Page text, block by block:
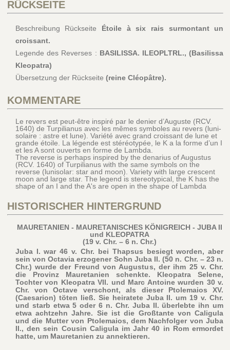
RÜCKSEITE
Beschreibung Rückseite Étoile à six rais surmontant un
croissant.
Legende des Reverses : BASILISSA. ILEOPLTRL., (Basilissa
Kleopatra)
Übersetzung der Rückseite (reine Cléopâtre).
KOMMENTARE
Le revers est peut-être inspiré par le denier d’Auguste (RCV.
1640) de Turpilianus avec les mêmes symboles au revers (luni-
solaire : astre et lune). Variété avec grand croissant de lune et
grande étoile. La légende est stéréotypée, le K a la forme d’un I
et les A sont ouverts en forme de Lambda.
The reverse is perhaps inspired by the denarius of Augustus
(RCV. 1640) of Turpilianus with the same symbols on the
reverse (lunisolar: star and moon). Variety with large crescent
moon and large star. The legend is stereotypical, the K has the
shape of an I and the A's are open in the shape of Lambda
HISTORISCHER HINTERGRUND
MAURETANIEN - MAURETANISCHES KÖNIGREICH - JUBA II
und KLEOPATRA
(19 v. Chr. – 6 n. Chr.)
Juba I. war 46 v. Chr. bei Thapsus besiegt worden, aber
sein von Octavia erzogener Sohn Juba II. (50 n. Chr. – 23 n.
Chr.) wurde der Freund von Augustus, der ihm 25 v. Chr.
die Provinz Mauretanien schenkte. Kleopatra Selene,
Tochter von Kleopatra VII. und Marc Antoine wurden 30 v.
Chr. von Octave verschont, als dieser Ptolemaios XV.
(Caesarion) töten ließ. Sie heiratete Juba II. um 19 v. Chr.
und starb etwa 5 oder 6 n. Chr. Juba II. überlebte ihn um
etwa achtzehn Jahre. Sie ist die Großtante von Caligula
und die Mutter von Ptolemaios, dem Nachfolger von Juba
II., den sein Cousin Caligula im Jahr 40 in Rom ermordet
hatte, um Mauretanien zu annektieren.